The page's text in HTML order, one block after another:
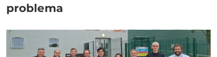
problema